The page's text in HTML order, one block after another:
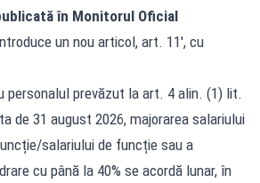
în Monitorul Oficial
un nou articol, art. 11', cu
personalul prevăzut la art. 4 alin. (1) lit.
de 31 august 2026, majorarea salariului
salariului de funcție sau a
cu până la 40% se acordă lunar, în